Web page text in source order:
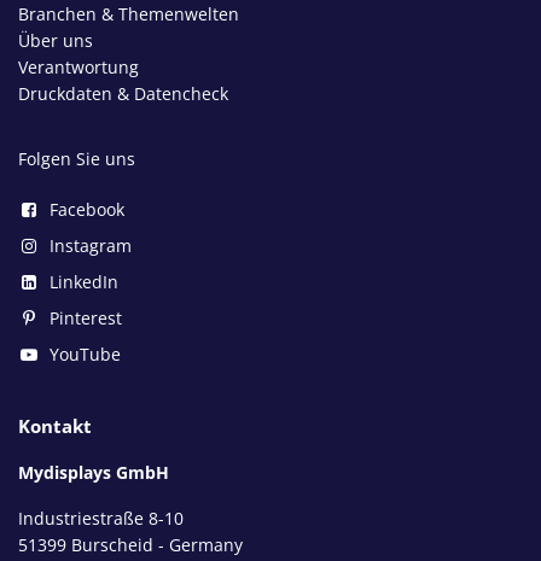
Branchen & Themenwelten
Über uns
Verantwortung
Druckdaten & Datencheck
Folgen Sie uns
Facebook
Instagram
LinkedIn
Pinterest
YouTube
Kontakt
Mydisplays GmbH
Industriestraße 8-10
51399 Burscheid - Germany